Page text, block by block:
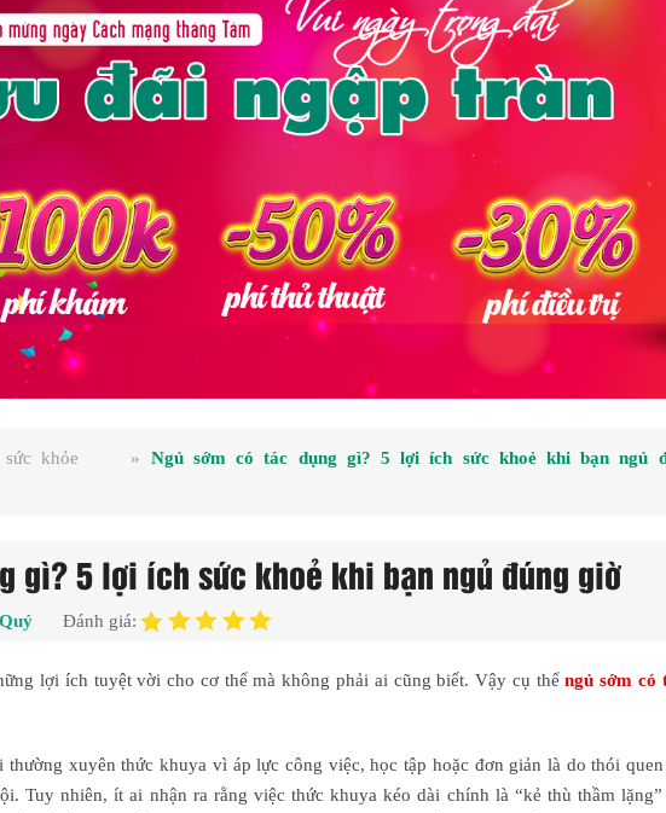
khỏe » Ngủ sớm có tác dụng gì? 5 lợi ích sức khoẻ khi bạn ngủ
gì? 5 lợi ích sức khoẻ khi bạn ngủ đúng giờ
Đánh giá:
lợi ích tuyệt vời cho cơ thể mà không phải ai cũng biết. Vậy cụ thểngủ sớm có
thường xuyên thức khuya vì áp lực công việc, học tập hoặc đơn giản là do thói
Tuy nhiên, ít ai nhận ra rằng việc thức khuya kéo dài chính là “kẻ thù thầm lặng”